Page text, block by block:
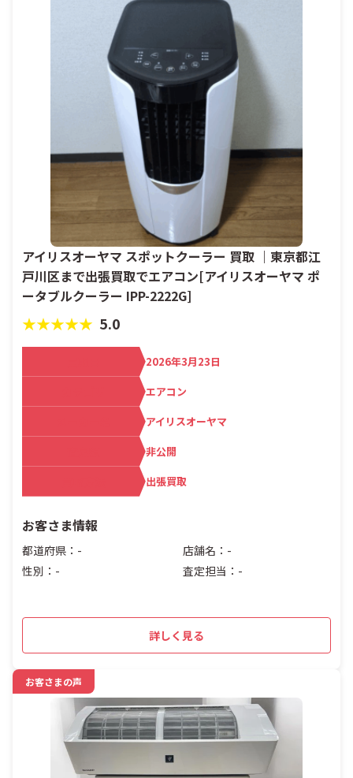
アイリスオーヤマ スポットクーラー 買取 ｜東京都江
戸川区まで出張買取でエアコン[アイリスオーヤマ ポ
ータブルクーラー IPP-2222G]
★★★★★ 5.0
2026年3月23日
エアコン
アイリスオーヤマ
非公開
出張買取
お客さま情報
都道府県：-
店舗名：-
性別：-
査定担当：-
詳しく見る
お客さまの声